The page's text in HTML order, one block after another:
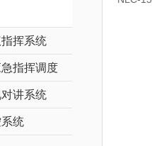
挥系统
指挥调度
讲系统
统